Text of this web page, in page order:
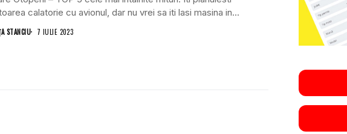
calatorie cu avionul, dar nu vrei sa iti lasi masina in...
STANCIU 7 IULIE 2023